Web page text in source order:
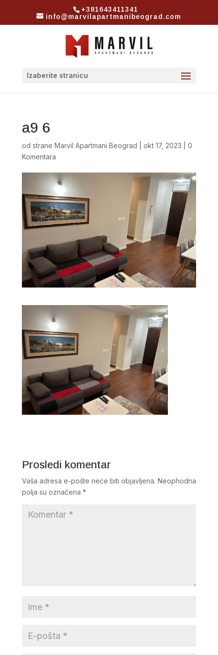
+381643411341
info@marvilapartmanibeograd.com
Izaberite stranicu
a9 6
od strane Marvil Apartmani Beograd okt 17, 2023
0
Komentara
Prosledi komentar
Vaša adresa e-pošte neće biti objavljena. Neophodna
polja su označena *